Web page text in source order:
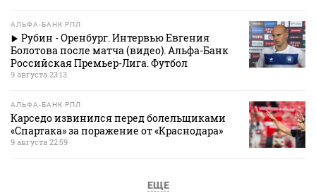
АЛЬФА-БАНК РПЛ
Рубин - Оренбург. Интервью Евгения
Болотова после матча (видео). Альфа-Банк
Российская Премьер-Лига. Футбол
9 августа 23:13
АЛЬФА-БАНК РПЛ
Карседо извинился перед болельщиками
«Спартака» за поражение от «Краснодара»
9 августа 22:59
ЕЩЕ